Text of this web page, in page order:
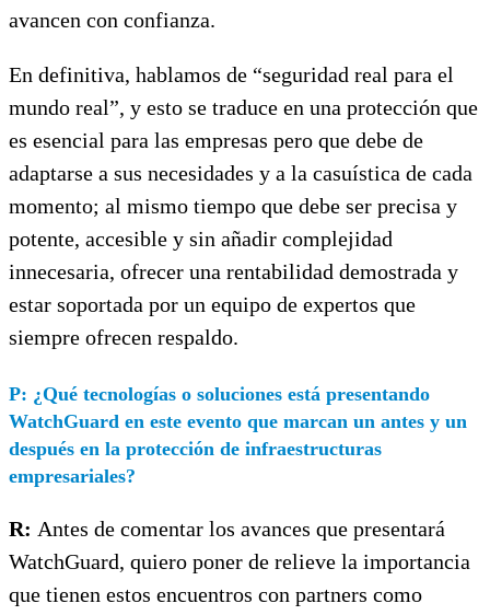
avancen con confianza.
En definitiva, hablamos de “seguridad real para el
mundo real”, y esto se traduce en una protección que
es esencial para las empresas pero que debe de
adaptarse a sus necesidades y a la casuística de cada
momento; al mismo tiempo que debe ser precisa y
potente, accesible y sin añadir complejidad
innecesaria, ofrecer una rentabilidad demostrada y
estar soportada por un equipo de expertos que
siempre ofrecen respaldo.
P: ¿Qué tecnologías o soluciones está presentando
WatchGuard en este evento que marcan un antes y un
después en la protección de infraestructuras
empresariales?
R: Antes de comentar los avances que presentará
WatchGuard, quiero poner de relieve la importancia
que tienen estos encuentros con partners como